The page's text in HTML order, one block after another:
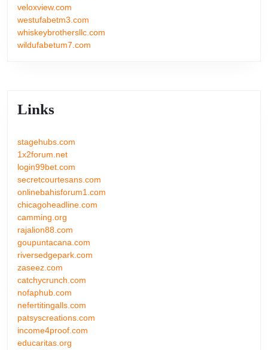
veloxview.com
westufabetm3.com
whiskeybrothersllc.com
wildufabetum7.com
Links
stagehubs.com
1x2forum.net
login99bet.com
secretcourtesans.com
onlinebahisforum1.com
chicagoheadline.com
camming.org
rajalion88.com
goupuntacana.com
riversedgepark.com
zaseez.com
catchycrunch.com
nofaphub.com
nefertitingalls.com
patsyscreations.com
income4proof.com
educaritas.org